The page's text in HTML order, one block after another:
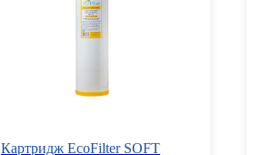
Картридж EcoFilter SOFT